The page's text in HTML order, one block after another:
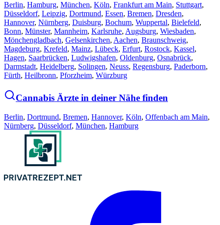
Berlin, Hamburg, München, Köln, Frankfurt am Main, Stuttgart,
Düsseldorf, Leipzig, Dortmund, Essen, Bremen, Dresden,
Hannover, Nürnberg, Duisburg, Bochum, Wuppertal, Bielefeld,
Bonn, Münster, Mannheim, Karlsruhe, Augsburg, Wiesbaden,
Mönchengladbach, Gelsenkirchen, Aachen, Braunschweig,
Magdeburg, Krefeld, Mainz, Lübeck, Erfurt, Rostock, Kassel,
Hagen, Saarbrücken, Ludwigshafen, Oldenburg, Osnabrück,
Darmstadt, Heidelberg, Solingen, Neuss, Regensburg, Paderborn,
Fürth, Heilbronn, Pforzheim, Würzburg
Cannabis Ärzte in deiner Nähe finden
Berlin, Dortmund, Bremen, Hannover, Köln, Offenbach am Main,
Nürnberg, Düsseldorf, München, Hamburg